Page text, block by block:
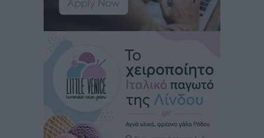
Πρωτάθλημα Καλαθοσφαίρισης Δικηγορικών
Συλλόγων Ελλάδας και Κύπρου: Η Ρόδος φιλοξένησε
με επιτυχία την 17η διοργάνωση
Αθλητικά• πριν 1 ώρα
Φοιτητική στέγη: «Φωτιά» τα ενοίκια σε Αθήνα και
Θεσσαλονίκη – Έως 800 ευρώ στο Ρέθυμνο
πριν 1 ώρα